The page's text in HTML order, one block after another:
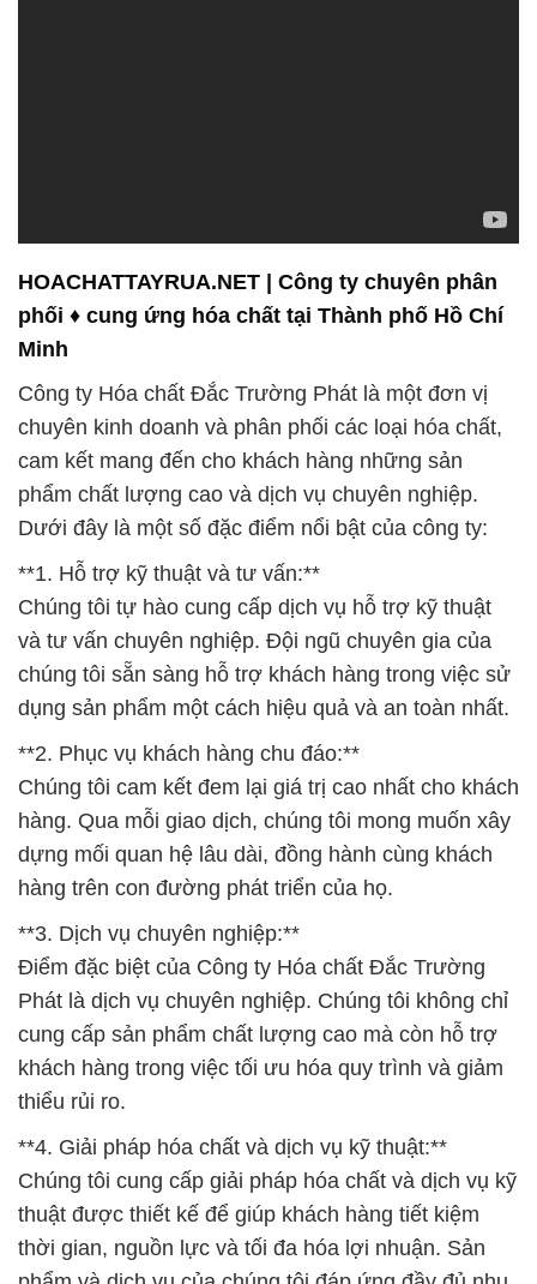
HOACHATTAYRUA.NET | Công ty chuyên phân
phối ♦ cung ứng hóa chất tại Thành phố Hồ Chí
Minh
Công ty Hóa chất Đắc Trường Phát là một đơn vị
chuyên kinh doanh và phân phối các loại hóa chất,
cam kết mang đến cho khách hàng những sản
phẩm chất lượng cao và dịch vụ chuyên nghiệp.
Dưới đây là một số đặc điểm nổi bật của công ty:
**1. Hỗ trợ kỹ thuật và tư vấn:**
Chúng tôi tự hào cung cấp dịch vụ hỗ trợ kỹ thuật
và tư vấn chuyên nghiệp. Đội ngũ chuyên gia của
chúng tôi sẵn sàng hỗ trợ khách hàng trong việc sử
dụng sản phẩm một cách hiệu quả và an toàn nhất.
**2. Phục vụ khách hàng chu đáo:**
Chúng tôi cam kết đem lại giá trị cao nhất cho khách
hàng. Qua mỗi giao dịch, chúng tôi mong muốn xây
dựng mối quan hệ lâu dài, đồng hành cùng khách
hàng trên con đường phát triển của họ.
**3. Dịch vụ chuyên nghiệp:**
Điểm đặc biệt của Công ty Hóa chất Đắc Trường
Phát là dịch vụ chuyên nghiệp. Chúng tôi không chỉ
cung cấp sản phẩm chất lượng cao mà còn hỗ trợ
khách hàng trong việc tối ưu hóa quy trình và giảm
thiểu rủi ro.
**4. Giải pháp hóa chất và dịch vụ kỹ thuật:**
Chúng tôi cung cấp giải pháp hóa chất và dịch vụ kỹ
thuật được thiết kế để giúp khách hàng tiết kiệm
thời gian, nguồn lực và tối đa hóa lợi nhuận. Sản